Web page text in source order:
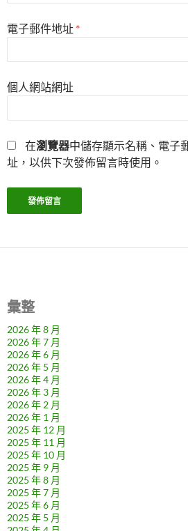
電子郵件地址 *
個人網站網址
在瀏覽器中儲存顯示名稱、電子
址，以供下次發佈留言時使用。
彙整
2026 年 8 月
2026 年 7 月
2026 年 6 月
2026 年 5 月
2026 年 4 月
2026 年 3 月
2026 年 2 月
2026 年 1 月
2025 年 12 月
2025 年 11 月
2025 年 10 月
2025 年 9 月
2025 年 8 月
2025 年 7 月
2025 年 6 月
2025 年 5 月